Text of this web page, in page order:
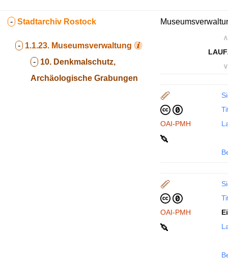
- Stadtarchiv Rostock
- 1.1.23. Museumsverwaltung
- 10. Denkmalschutz,
Archäologische Grabungen
∧
∨
OAI-PMH
OAI-PMH